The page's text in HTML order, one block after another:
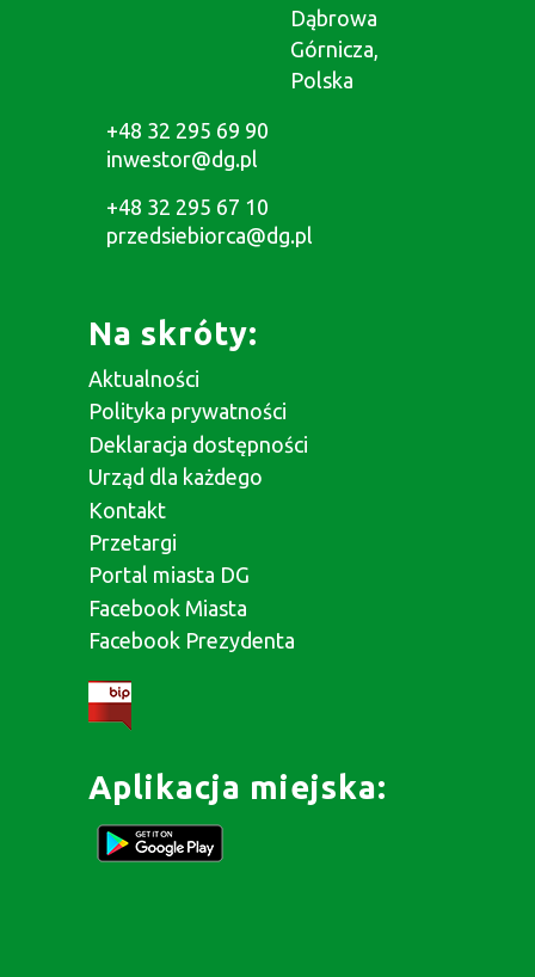
Dąbrowa
Górnicza,
Polska
+48 32 295 69 90
inwestor@dg.pl
+48 32 295 67 10
przedsiebiorca@dg.pl
Na skróty:
Aktualności
Polityka prywatności
Deklaracja dostępności
Urząd dla każdego
Kontakt
Przetargi
Portal miasta DG
Facebook Miasta
Facebook Prezydenta
Aplikacja miejska: